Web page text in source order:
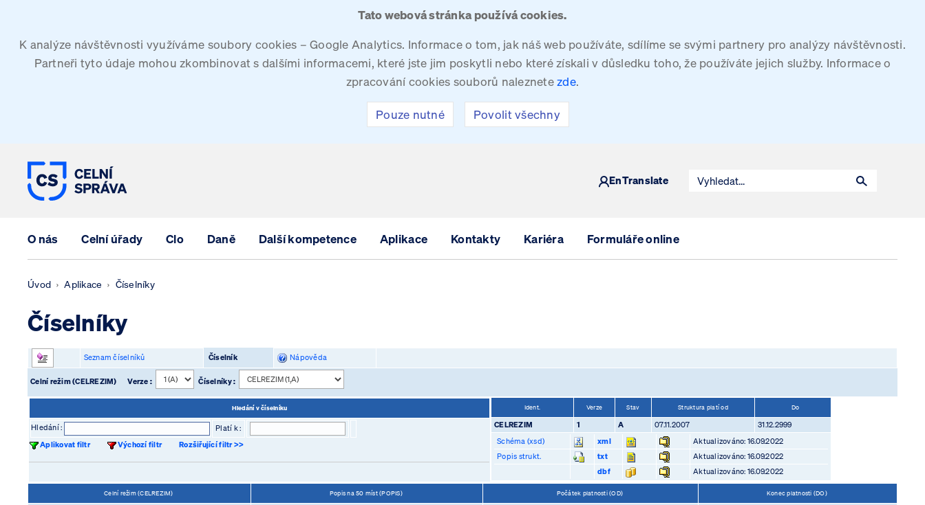
Tato webová stránka používá cookies.
K analýze návštěvnosti využíváme soubory cookies – Google Analytics. Informace o tom, jak náš web používáte, sdílíme se svými partnery pro analýzy návštěvnosti.
Partneři tyto údaje mohou zkombinovat s dalšími informacemi, které jste jim poskytli nebo které získali v důsledku toho, že používáte jejich služby. Informace o
zpracování cookies souborů naleznetezde.
Pouze nutné Povolit všechny
EnTranslate
O nás Celní úřady Clo Daně Další kompetence Aplikace Kontakty Kariéra Formuláře online
Úvod Aplikace Číselníky
Číselníky
Seznam číselníků Číselník Nápověda
Celní režim (CELREZIM) Verze : Číselníky :
Hledání v číselníku
Hledání :
Platí k :
Aplikovat filtr
Výchozí filtr Rozšiřující filtr >>
Ident. Verze Stav Struktura platí od Do
CELREZIM 1 A 07.11.2007
31.12.2999
Schéma (xsd)
xml
Aktualizováno: 16.09.2022
Popis strukt.
txt
Aktualizováno: 16.09.2022
dbf
Aktualizováno: 16.09.2022
Celní režim (CELREZIM) Popis na 50 míst (POPIS) Počátek platnosti (OD) Konec platnosti (DO)